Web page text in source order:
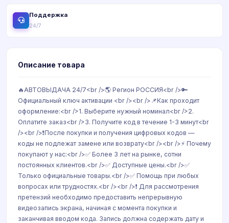
Поддержка
24/7
Описание товара
🔥АВТОВЫДАЧА 24/7<br />🌎 Регион РОССИЯ<br />🔑
Официальный ключ активации <br /><br />📌Как проходит
оформление:<br />1. Выберите нужный номинал<br />2.
Оплатите заказ<br />3. Получите код в течение 1-3 минут<br
/><br />❗️После покупки и получения цифровых кодов —
коды не подлежат замене или возврату<br /><br />⚡️ Почему
покупают у нас:<br />✅ Более 3 лет на рынке, сотни
постоянных клиентов.<br />✅ Доступные цены.<br />✅
Только официальные товары.<br />✅ Помощь при любых
вопросах или трудностях.<br /><br />❗️ Для рассмотрения
претензий необходимо предоставить непрерывную
видеозапись экрана, начиная с момента покупки и
заканчивая вводом кода. Запись должна содержать дату и